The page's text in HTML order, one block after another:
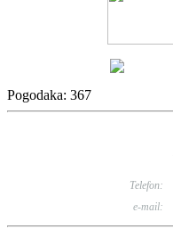
Pogodaka: 367
Telefon:
e-mail: